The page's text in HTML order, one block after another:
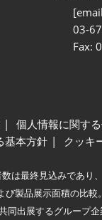
03-
Fax:
個人情報に関す
基本方針
クッキ
は最終見込みであり
製品展示面積の比較。
出展するグループ企